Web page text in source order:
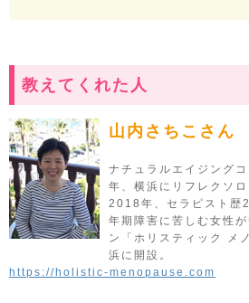
教えてくれた人
山内さちこさん
ナチュラルエイジング
年、横浜にリフレクソ
2018年、セラピスト歴
年期障害に苦しむ女性
ン「ホリスティック メ
浜に開設。
https://holistic-menopause.com